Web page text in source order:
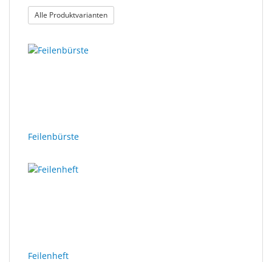
Alle Produktvarianten: Feile
Feilenbürste
Feilenheft